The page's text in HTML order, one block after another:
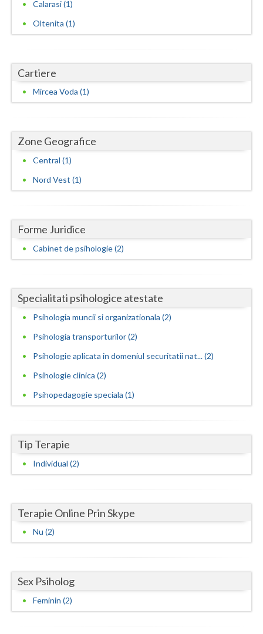
Mehedinti
Mures
Olt
Prahova
Teleorman
Valcea
Vaslui
Vrancea
Calarasi (1)
Oltenita (1)
Cartiere
Mircea Voda (1)
Zone Geografice
Central (1)
Nord Vest (1)
Forme Juridice
Cabinet de psihologie (2)
Specialitati psihologice atestate
Psihologia muncii si organizationala (2)
Psihologia transporturilor (2)
Psihologie aplicata in domeniul securitatii nat... (2)
Psihologie clinica (2)
Psihopedagogie speciala (1)
Tip Terapie
Individual (2)
Terapie Online Prin Skype
Nu (2)
Sex Psiholog
Feminin (2)